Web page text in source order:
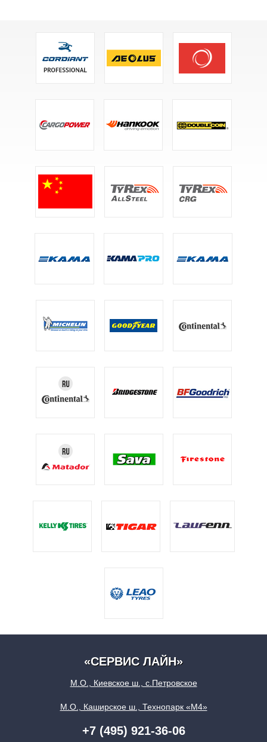
«СЕРВИС ЛАЙН»
М.О., Киевское ш., с.Петровское
М.О., Каширское ш., Технопарк «М4»
+7 (495) 921-36-06